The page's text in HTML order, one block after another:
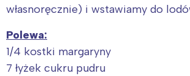
własnoręcznie) i wstawiamy do
Polewa:
1/4 kostki margaryny
7 łyżek cukru pudru